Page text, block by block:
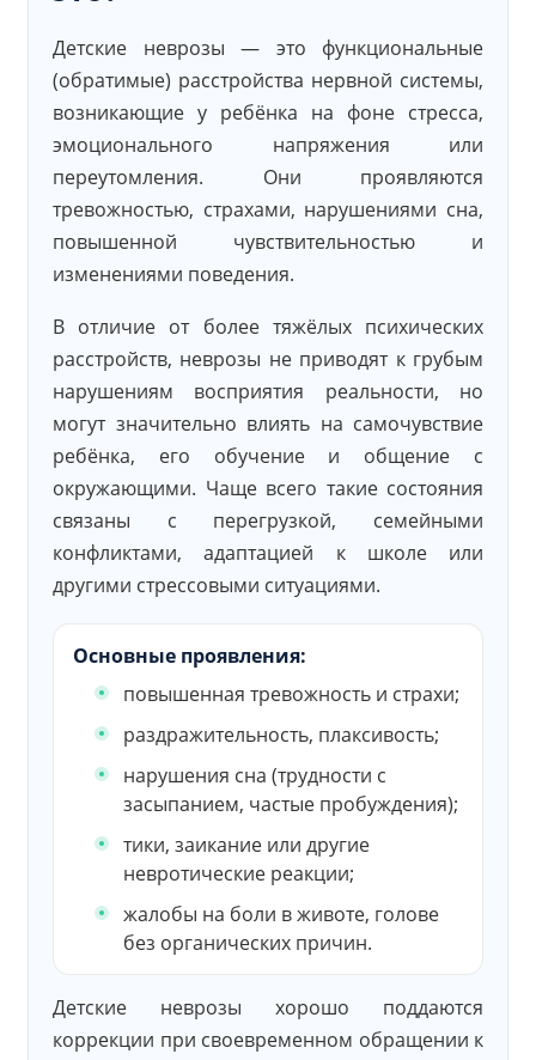
Детские неврозы — это функциональные
(обратимые) расстройства нервной системы,
возникающие у ребёнка на фоне стресса,
эмоционального напряжения или
переутомления. Они проявляются
тревожностью, страхами, нарушениями сна,
повышенной чувствительностью и
изменениями поведения.
В отличие от более тяжёлых психических
расстройств, неврозы не приводят к грубым
нарушениям восприятия реальности, но
могут значительно влиять на самочувствие
ребёнка, его обучение и общение с
окружающими. Чаще всего такие состояния
связаны с перегрузкой, семейными
конфликтами, адаптацией к школе или
другими стрессовыми ситуациями.
Основные проявления:
повышенная тревожность и страхи;
раздражительность, плаксивость;
нарушения сна (трудности с
засыпанием, частые пробуждения);
тики, заикание или другие
невротические реакции;
жалобы на боли в животе, голове
без органических причин.
Детские неврозы хорошо поддаются
коррекции при своевременном обращении к